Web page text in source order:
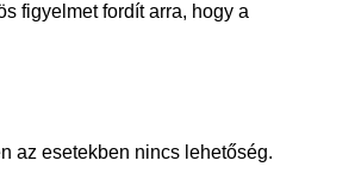
figyelmet fordít arra, hogy a
az esetekben nincs lehetőség.